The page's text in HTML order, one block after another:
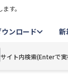
す。
ウンロード 新
サイト内検索(Enterで実